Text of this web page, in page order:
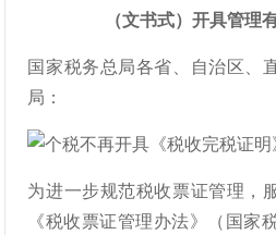
（文书式）开具管理
国家税务总局各省、自治区、
局：
为进一步规范税收票证管理，
《税收票证管理办法》（国家